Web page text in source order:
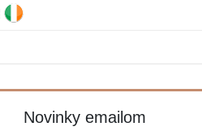
Novinky emailom